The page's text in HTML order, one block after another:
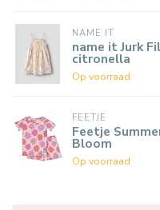
NAME IT
name it Jurk
citronella
Op voorraad
FEETJE
Feetje
Bloom
Op voorraad